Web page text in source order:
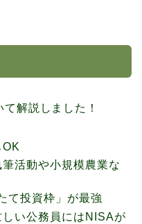
解説しました！
活動や小規模農業な
て投資枠」が最強
い公務員にはNISAが